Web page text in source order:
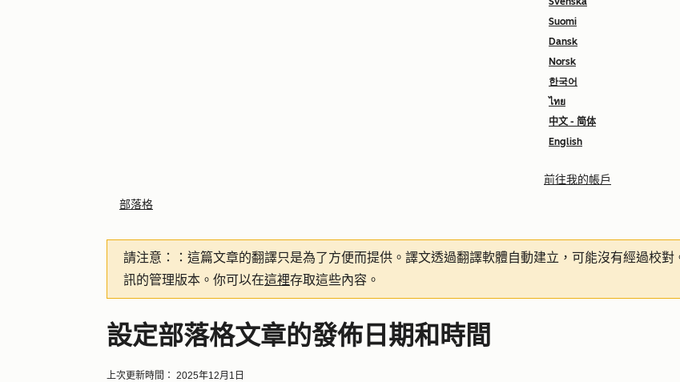
Suomi
Dansk
Norsk
한국어
ไทย
中文 - 简体
English
前往我的帳戶
部落格
請注意：
：這篇文章的翻譯只是為了方便而提供。譯文透過翻譯軟體自動建立，可能沒有經過校
訊的管理版本。你可以在這裡存取這些內容。
設定部落格文章的發佈日期和時間
上次更新時間： 2025年12月1日